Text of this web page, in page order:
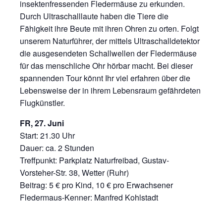
insektenfressenden Fledermäuse zu erkunden.
Durch Ultraschalllaute haben die Tiere die
Fähigkeit ihre Beute mit ihren Ohren zu orten. Folgt
unserem Naturführer, der mittels Ultraschalldetektor
die ausgesendeten Schallwellen der Fledermäuse
für das menschliche Ohr hörbar macht. Bei dieser
spannenden Tour könnt Ihr viel erfahren über die
Lebensweise der in ihrem Lebensraum gefährdeten
Flugkünstler.
FR, 27. Juni
Start: 21.30 Uhr
Dauer: ca. 2 Stunden
Treffpunkt: Parkplatz Naturfreibad, Gustav-
Vorsteher-Str. 38, Wetter (Ruhr)
Beitrag: 5 € pro Kind, 10 € pro Erwachsener
Fledermaus-Kenner: Manfred Kohlstadt